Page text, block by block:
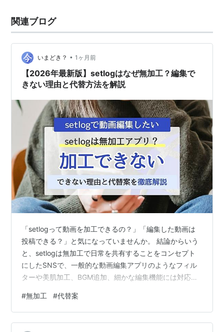
関連ブログ
いまどき？ • 1ヶ月前
【2026年最新版】setlogはなぜ無加工？編集で
きない理由と代替方法を解説
「setlogって動画を加工できるの？」「編集した動画は
投稿できる？」と気になっていませんか。 結論からいう
と、setlogは無加工で日常を共有することをコンセプト
にしたSNSで、一般的な動画編集アプリのようなフィル
ターや美肌加工、BGM追加、細かな編集機能には対応し
ありのままの日常を気軽に記録し、友達との思い出を自
然な形で残すための設計です。 この記事では、setlogが
無加工といわれる理由をはじめ、編集済み動画を投稿で
#無加工 #代替案